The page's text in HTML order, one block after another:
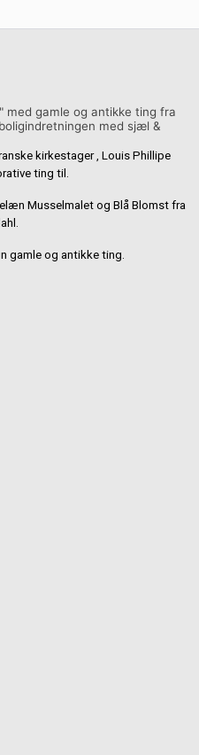
med gamle og antikke ting fra
med sjæl &
kirkestager , Louis Phillipe
ting til.
Musselmalet og Blå Blomst fra
gamle og antikke ting.